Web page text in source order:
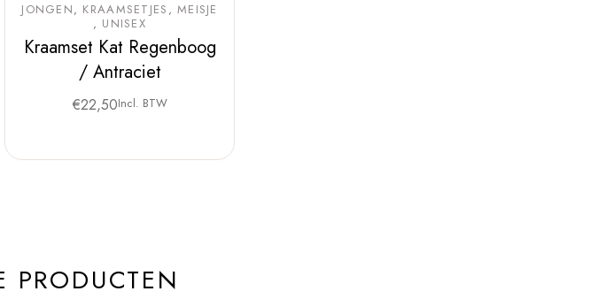
JONGEN KRAAMSETJES
MEISJE
UNISEX
Kraamset Kat Regenboog
/ Antraciet
€22,50Incl. BTW
PRODUCTEN